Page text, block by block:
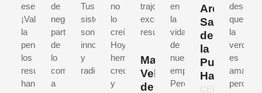
esencia.
¡Valió
la
pena!,
los
resultados
han
de
negocios
parte
de
lo
complejo
a
Tus
sistemas
son
innovadores
y
radicales.
no
lo
creí.
Hoy
hemos
crecido
y
trajo
excelentes
resultados.
Manuel
Velázquez
de
en
la
vida
de
nuestra
empresa.
Pero
Arq.
Salim
de
la
Puente
Hakim
que
la
verdad
es
amarga,
pero